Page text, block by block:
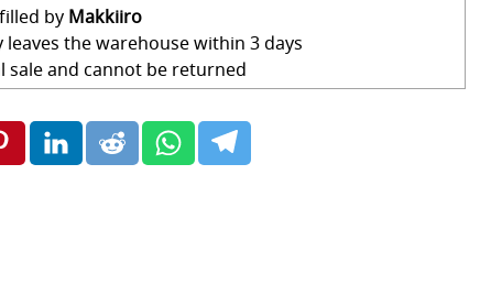
by Makkiiro
the warehouse within 3 days
sale and cannot be returned